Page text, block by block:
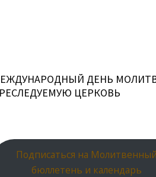
ДЕНЬ
ЦЕРКОВЬ
Подписаться на Молитвенный
бюллетень и календарь